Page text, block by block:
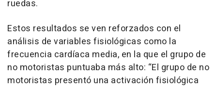
ruedas.
Estos resultados se ven reforzados con el
análisis de variables fisiológicas como la
frecuencia cardíaca media, en la que el grupo de
no motoristas puntuaba más alto: “El grupo de no
motoristas presentó una activación fisiológica